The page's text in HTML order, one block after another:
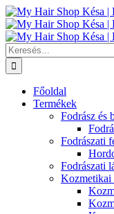
Kihagyás
Keresés...
Főoldal
Termékek
Fodrász és
Fodrászati
Fodrászati
Kozmetikai